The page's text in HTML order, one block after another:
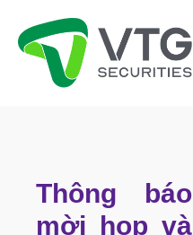
Thông báo
mời họp và